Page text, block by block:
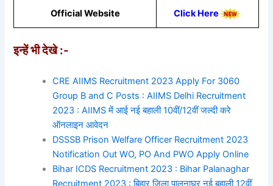
Official Website Click Here
इन्हें भी देखे :-
CRE AIIMS Recruitment 2023 Apply For 3060
Group B and C Posts : AIIMS Delhi Recruitment
2023 : AIIMS में आई नई बहाली 10वीं/12वीं जल्दी करे
ऑनलाइन आवेदन
DSSSB Prison Welfare Officer Recruitment 2023
Notification Out WO, PO And PWO Apply Online
Bihar ICDS Recruitment 2023 : Bihar Palanaghar
Recruitment 2023 : बिहार जिला पालनाघर नई बहाली 12वीं